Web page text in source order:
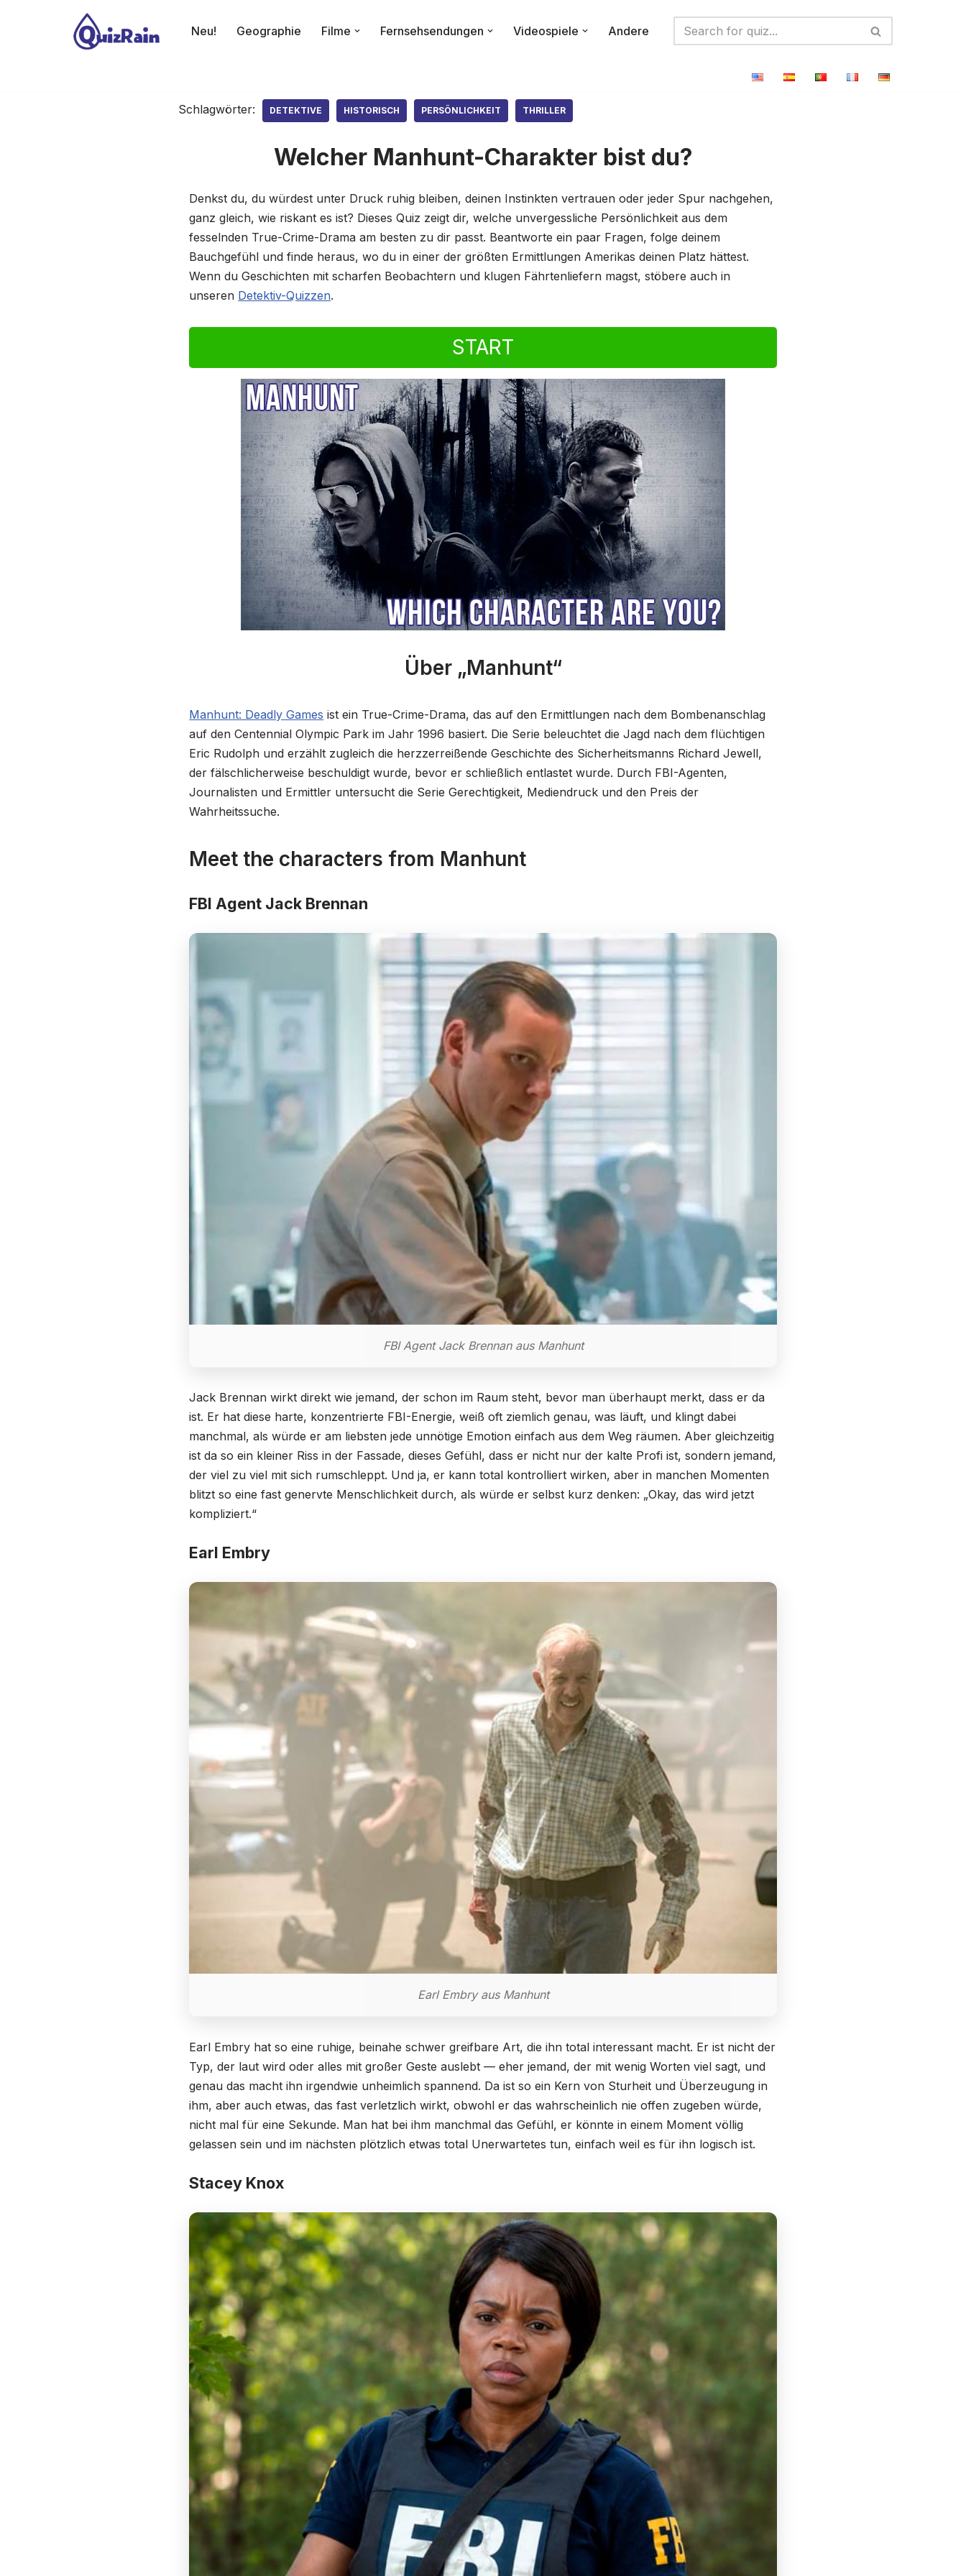
Neu! Geographie Filme Fernsehsendungen Videospiele Andere
Schlagwörter: DETEKTIVE HISTORISCH PERSÖNLICHKEIT THRILLER
Welcher Manhunt-Charakter bist du?
Denkst du, du würdest unter Druck ruhig bleiben, deinen Instinkten vertrauen oder jeder Spur nachgehen,
ganz gleich, wie riskant es ist? Dieses Quiz zeigt dir, welche unvergessliche Persönlichkeit aus dem
fesselnden True-Crime-Drama am besten zu dir passt. Beantworte ein paar Fragen, folge deinem
Bauchgefühl und finde heraus, wo du in einer der größten Ermittlungen Amerikas deinen Platz hättest.
Wenn du Geschichten mit scharfen Beobachtern und klugen Fährtenliefern magst, stöbere auch in
unseren Detektiv-Quizzen.
START
Über „Manhunt“
Manhunt: Deadly Games ist ein True-Crime-Drama, das auf den Ermittlungen nach dem Bombenanschlag
auf den Centennial Olympic Park im Jahr 1996 basiert. Die Serie beleuchtet die Jagd nach dem flüchtigen
Eric Rudolph und erzählt zugleich die herzzerreißende Geschichte des Sicherheitsmanns Richard Jewell,
der fälschlicherweise beschuldigt wurde, bevor er schließlich entlastet wurde. Durch FBI-Agenten,
Journalisten und Ermittler untersucht die Serie Gerechtigkeit, Mediendruck und den Preis der
Wahrheitssuche.
Meet the characters from Manhunt
FBI Agent Jack Brennan
FBI Agent Jack Brennan aus Manhunt
Jack Brennan wirkt direkt wie jemand, der schon im Raum steht, bevor man überhaupt merkt, dass er da
ist. Er hat diese harte, konzentrierte FBI-Energie, weiß oft ziemlich genau, was läuft, und klingt dabei
manchmal, als würde er am liebsten jede unnötige Emotion einfach aus dem Weg räumen. Aber gleichzeitig
ist da so ein kleiner Riss in der Fassade, dieses Gefühl, dass er nicht nur der kalte Profi ist, sondern jemand,
der viel zu viel mit sich rumschleppt. Und ja, er kann total kontrolliert wirken, aber in manchen Momenten
blitzt so eine fast genervte Menschlichkeit durch, als würde er selbst kurz denken: „Okay, das wird jetzt
kompliziert.“
Earl Embry
Earl Embry aus Manhunt
Earl Embry hat so eine ruhige, beinahe schwer greifbare Art, die ihn total interessant macht. Er ist nicht der
Typ, der laut wird oder alles mit großer Geste auslebt — eher jemand, der mit wenig Worten viel sagt, und
genau das macht ihn irgendwie unheimlich spannend. Da ist so ein Kern von Sturheit und Überzeugung in
ihm, aber auch etwas, das fast verletzlich wirkt, obwohl er das wahrscheinlich nie offen zugeben würde,
nicht mal für eine Sekunde. Man hat bei ihm manchmal das Gefühl, er könnte in einem Moment völlig
gelassen sein und im nächsten plötzlich etwas total Unerwartetes tun, einfach weil es für ihn logisch ist.
Stacey Knox